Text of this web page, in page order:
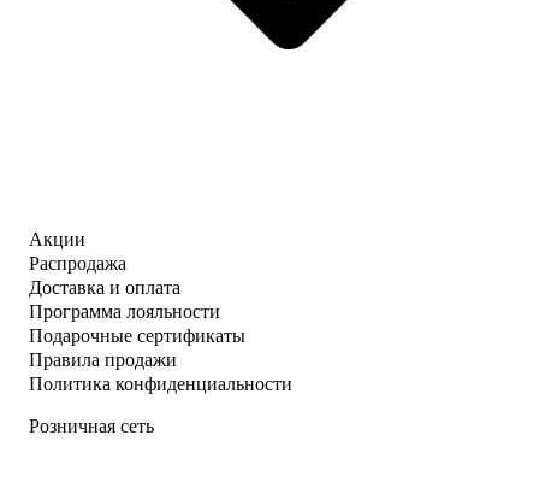
Акции
Распродажа
Доставка и оплата
Программа лояльности
Подарочные сертификаты
Правила продажи
Политика конфиденциальности
Розничная сеть